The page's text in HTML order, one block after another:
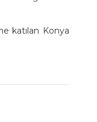
katılan Konya